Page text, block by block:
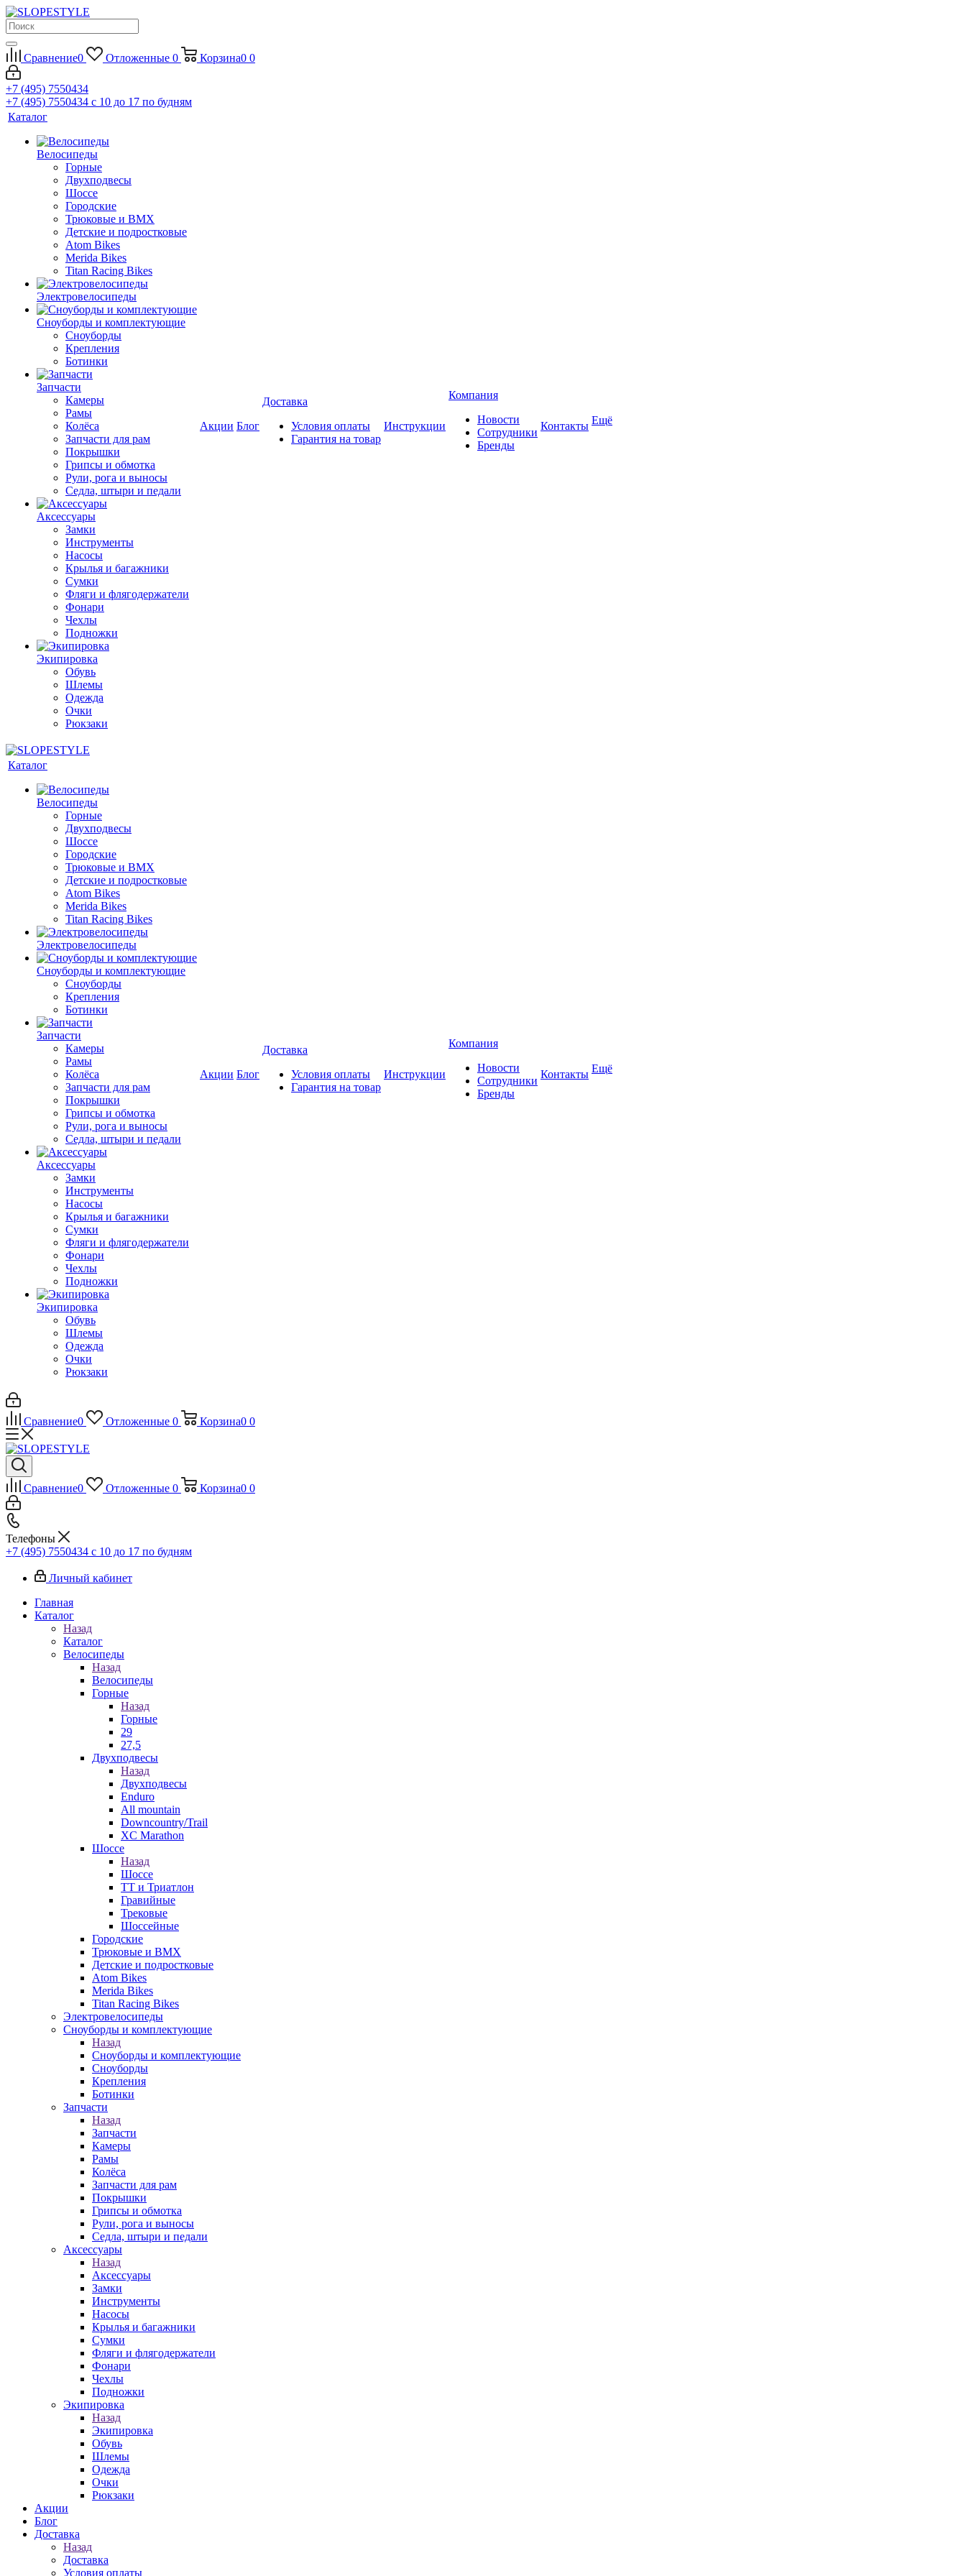
Сравнение0 Отложенные 0 Корзина0 0
+7 (495) 7550434
+7 (495) 7550434 с 10 до 17 по будням
Каталог
Велосипеды
Горные
Двухподвесы
Шоссе
Городские
Трюковые и BMX
Детские и подростковые
Atom Bikes
Merida Bikes
Titan Racing Bikes
Электровелосипеды
Cноуборды и комплектующие
Сноуборды
Крепления
Ботинки
Запчасти
Камеры
Рамы
Колёса
Запчасти для рам
Покрышки
Грипсы и обмотка
Рули, рога и выносы
Седла, штыри и педали
Аксессуары
Замки
Инструменты
Насосы
Крылья и багажники
Сумки
Фляги и флягодержатели
Фонари
Чехлы
Подножки
Экипировка
Обувь
Шлемы
Одежда
Очки
Рюкзаки
Акции Блог
Доставка
Условия оплаты
Гарантия на товар
Инструкции
Компания
Новости
Сотрудники
Бренды
Контакты Ещё
Каталог
Велосипеды
Горные
Двухподвесы
Шоссе
Городские
Трюковые и BMX
Детские и подростковые
Atom Bikes
Merida Bikes
Titan Racing Bikes
Электровелосипеды
Cноуборды и комплектующие
Сноуборды
Крепления
Ботинки
Запчасти
Камеры
Рамы
Колёса
Запчасти для рам
Покрышки
Грипсы и обмотка
Рули, рога и выносы
Седла, штыри и педали
Аксессуары
Замки
Инструменты
Насосы
Крылья и багажники
Сумки
Фляги и флягодержатели
Фонари
Чехлы
Подножки
Экипировка
Обувь
Шлемы
Одежда
Очки
Рюкзаки
Акции Блог
Доставка
Условия оплаты
Гарантия на товар
Инструкции
Компания
Новости
Сотрудники
Бренды
Контакты Ещё
Сравнение0 Отложенные 0 Корзина0 0
Сравнение0 Отложенные 0 Корзина0 0
Телефоны
+7 (495) 7550434 с 10 до 17 по будням
Личный кабинет
Главная
Каталог
Назад
Каталог
Велосипеды
Назад
Велосипеды
Горные
Назад
Горные
29
27,5
Двухподвесы
Назад
Двухподвесы
Enduro
All mountain
Downcountry/Trail
XC Marathon
Шоссе
Назад
Шоссе
ТТ и Триатлон
Гравийные
Трековые
Шоссейные
Городские
Трюковые и BMX
Детские и подростковые
Atom Bikes
Merida Bikes
Titan Racing Bikes
Электровелосипеды
Cноуборды и комплектующие
Назад
Cноуборды и комплектующие
Сноуборды
Крепления
Ботинки
Запчасти
Назад
Запчасти
Камеры
Рамы
Колёса
Запчасти для рам
Покрышки
Грипсы и обмотка
Рули, рога и выносы
Седла, штыри и педали
Аксессуары
Назад
Аксессуары
Замки
Инструменты
Насосы
Крылья и багажники
Сумки
Фляги и флягодержатели
Фонари
Чехлы
Подножки
Экипировка
Назад
Экипировка
Обувь
Шлемы
Одежда
Очки
Рюкзаки
Акции
Блог
Доставка
Назад
Доставка
Условия оплаты